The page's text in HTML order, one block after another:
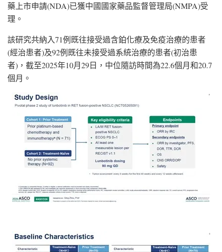
藥上市申請(NDA)已獲中國國家藥品監督管理局(NMPA)受
理。
該研究共納入71例既往接受過含鉑化療及免疫治療的患者
(經治患者)及92例既往未接受過系統治療的患者(初治患
者)，截至2025年10月29日，中位隨訪時間為22.6個月和20.7
個月。